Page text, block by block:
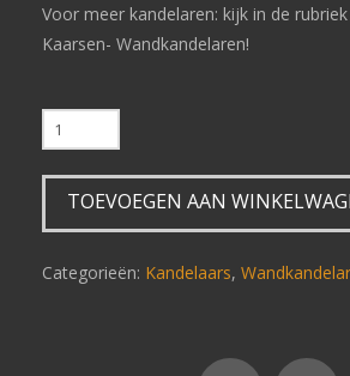
Voor meer kandelaren: kijk in de
Kaarsen- Wandkandelaren!
Wandkandelaar
V934
(links)
aantalTOEVOEGEN AAN
Categorieën: Kandelaars,